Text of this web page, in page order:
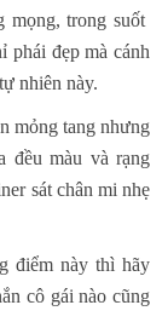
mọng, trong suốt
phái đẹp mà cánh
nhiên này.
mỏng tang nhưng
đều màu và rạng
sát chân mi nhẹ
điểm này thì hãy
cô gái nào cũng